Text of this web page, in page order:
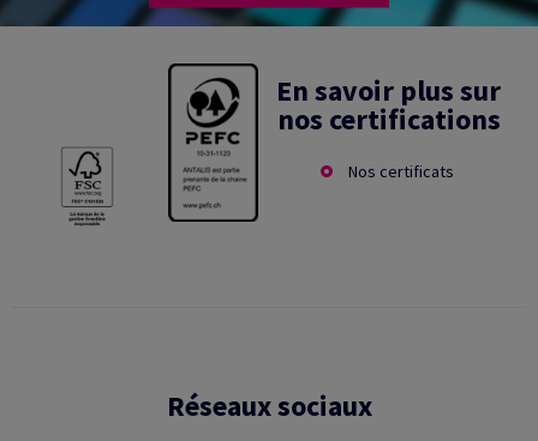
En savoir plus sur
nos certifications
Nos certificats
Réseaux sociaux